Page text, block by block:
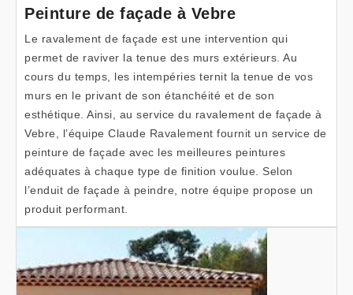
Peinture de façade à Vebre
Le ravalement de façade est une intervention qui
permet de raviver la tenue des murs extérieurs. Au
cours du temps, les intempéries ternit la tenue de vos
murs en le privant de son étanchéité et de son
esthétique. Ainsi, au service du ravalement de façade à
Vebre, l’équipe Claude Ravalement fournit un service de
peinture de façade avec les meilleures peintures
adéquates à chaque type de finition voulue. Selon
l’enduit de façade à peindre, notre équipe propose un
produit performant.